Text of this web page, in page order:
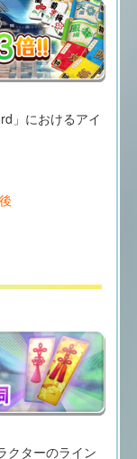
」におけるアイ
クターのライン